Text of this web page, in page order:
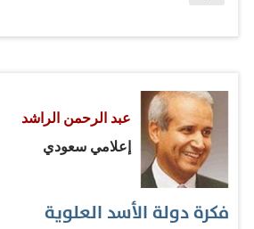
"ليش دير الزور انفصلت؟" أما التساؤل
قبل النظام، فالمواد الأساسية تصل
والمواطنون يستعينون بما خزنوه قبل
أن يقوم نظام ما بخنق شعبه ليجعله يركع
ويدين بالولاء لمن فقد شرعيته بعد
المتواصل لأبناء الشعب. ما يجري في "دير
عبد الرحمن الراشد
إعلامي سعودي
فكرة دولة الأسد العلوية